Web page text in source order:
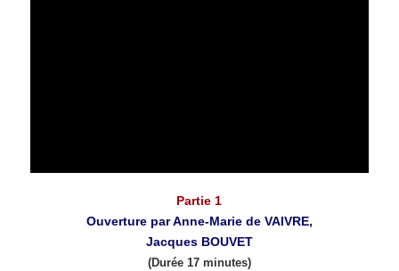
Partie 1
Ouverture par Anne-Marie de VAIVRE,
Jacques BOUVET
(Durée 17 minutes)